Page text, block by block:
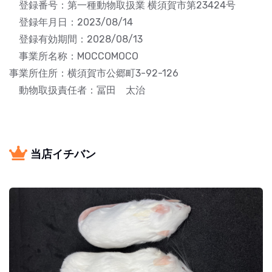
登録番号：第一種動物取扱業 横須賀市第23424号
登録年月日：2023/08/14
登録有効期間：2028/08/13
事業所名称：MOCCOMOCO
事業所住所：横須賀市公郷町3-92-126
動物取扱責任者：冨田 太治
当店イチバン